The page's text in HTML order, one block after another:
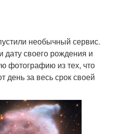
необычный сервис.
дату своего рождения и
фотографию из тех, что
день за весь срок своей